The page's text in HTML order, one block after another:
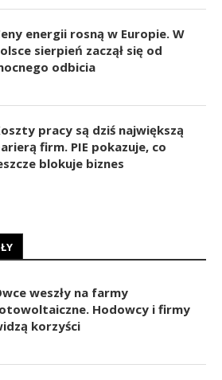
energii rosną w Europie. W
sierpień zaczął się od
odbicia
pracy są dziś największą
firm. PIE pokazuje, co
blokuje biznes
weszły na farmy
Hodowcy i firmy
korzyści